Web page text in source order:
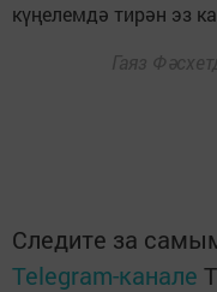
күңелемдә тирән эз
Гаяз
Следите за
Telegram-канале